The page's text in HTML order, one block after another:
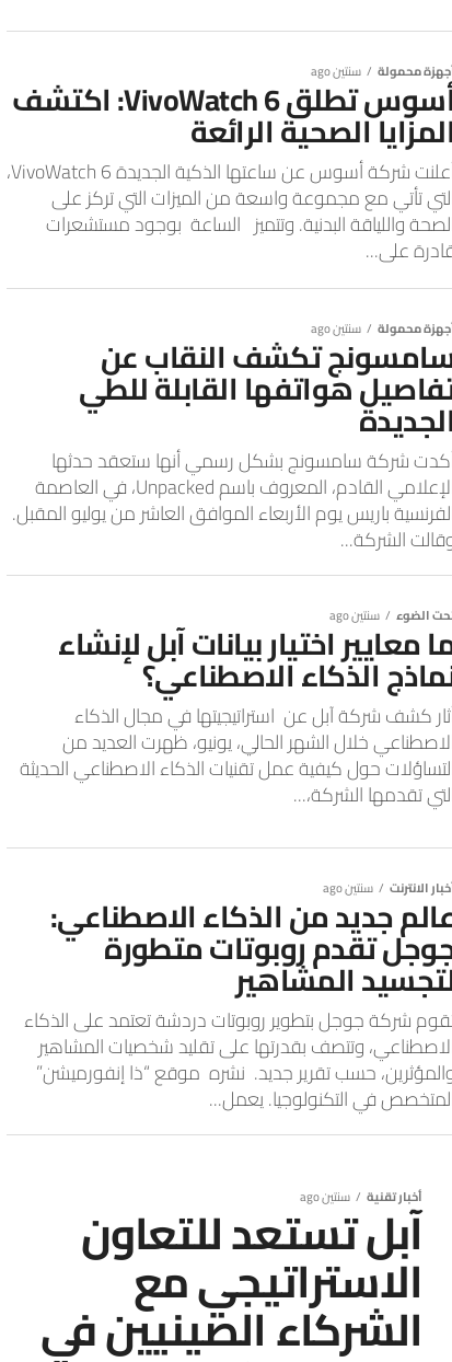
محمولة سنتين ago
أسوس تطلق VivoWatch 6: اكتشف
المزايا الصحية الرائعة
أعلنت شركة أسوس عن ساعتها الذكية الجديدة VivoWatch 6،
تأتي مع مجموعة واسعة من الميزات التي تركز على
واللياقة البدنية. وتتميز الساعة بوجود مستشعرات
على...
محمولة سنتين ago
تكشف النقاب عن
هواتفها القابلة للطي
الجديدة
شركة سامسونج بشكل رسمي أنها ستعقد حدثها
الإعلامي القادم، المعروف باسم Unpacked، في العاصمة
باريس يوم الأربعاء الموافق العاشر من يوليو المقبل.
الشركة...
الضوء سنتين ago
معايير اختيار بيانات آبل لإنشاء
الذكاء الاصطناعي؟
كشف شركة آبل عن استراتيجيتها في مجال الذكاء
خلال الشهر الحالي، يونيو، ظهرت العديد من
حول كيفية عمل تقنيات الذكاء الاصطناعي الحديثة
تقدمها الشركة،...
الانترنت سنتين ago
جديد من الذكاء الاصطناعي:
تقدم روبوتات متطورة
المشاهير
شركة جوجل بتطوير روبوتات دردشة تعتمد على الذكاء
وتتصف بقدرتها على تقليد شخصيات المشاهير
حسب تقرير جديد. نشره موقع “ذا إنفورميشن”
في التكنولوجيا. يعمل...
أخبار تقنية سنتين ago
آبل تستعد للتعاون
الاستراتيجي مع
الشركاء الصينيين في